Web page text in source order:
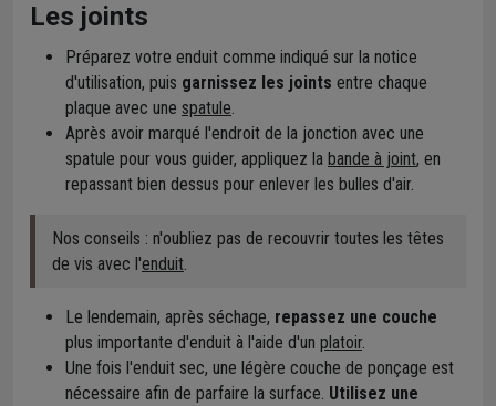
Les joints
Préparez votre enduit comme indiqué sur la notice
d'utilisation, puis garnissez les joints entre chaque
plaque avec une spatule.
Après avoir marqué l'endroit de la jonction avec une
spatule pour vous guider, appliquez la bande à joint, en
repassant bien dessus pour enlever les bulles d'air.
Nos conseils : n'oubliez pas de recouvrir toutes les têtes
de vis avec l'enduit.
Le lendemain, après séchage, repassez une couche
plus importante d'enduit à l'aide d'un platoir.
Une fois l'enduit sec, une légère couche de ponçage est
nécessaire afin de parfaire la surface. Utilisez une